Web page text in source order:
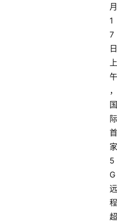
月
1
7
日
上
午
，
国
际
首
家
5
G
远
程
超